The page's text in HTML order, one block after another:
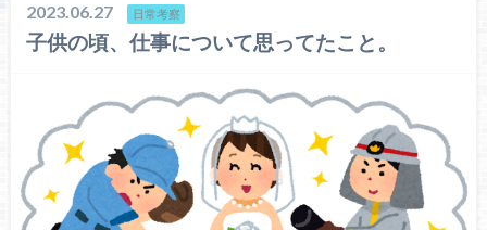
2023.06.27 日常考察
子供の頃、仕事について思ってたこと。